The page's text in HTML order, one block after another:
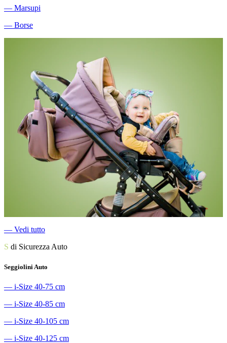
― Marsupi
― Borse
― Vedi tutto
S di Sicurezza Auto
Seggiolini Auto
― i-Size 40-75 cm
― i-Size 40-85 cm
― i-Size 40-105 cm
― i-Size 40-125 cm